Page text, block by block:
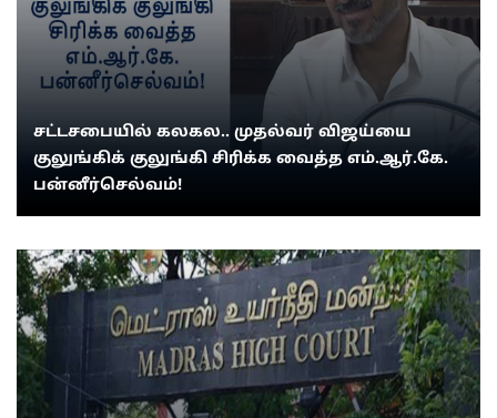
சட்டசபையில் கலகல.. முதல்வர் விஜய்யை
குலுங்கிக் குலுங்கி சிரிக்க வைத்த எம்.ஆர்.கே.
பன்னீர்செல்வம்!